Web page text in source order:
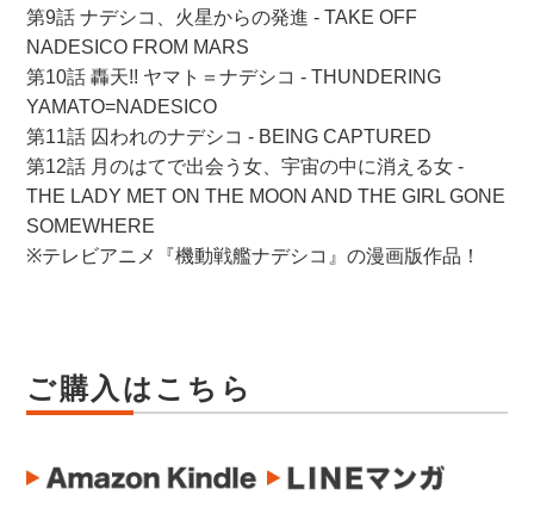
第9話 ナデシコ、火星からの発進 - TAKE OFF
NADESICO FROM MARS
第10話 轟天!! ヤマト＝ナデシコ - THUNDERING
YAMATO=NADESICO
第11話 囚われのナデシコ - BEING CAPTURED
第12話 月のはてで出会う女、宇宙の中に消える女 -
THE LADY MET ON THE MOON AND THE GIRL GONE
SOMEWHERE
※テレビアニメ『機動戦艦ナデシコ』の漫画版作品！
ご購入はこちら